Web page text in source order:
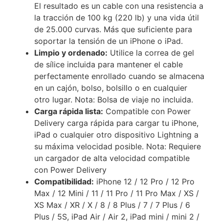
El resultado es un cable con una resistencia a
la tracción de 100 kg (220 lb) y una vida útil
de 25.000 curvas. Más que suficiente para
soportar la tensión de un iPhone o iPad.
Limpio y ordenado: Utilice la correa de gel
de sílice incluida para mantener el cable
perfectamente enrollado cuando se almacena
en un cajón, bolso, bolsillo o en cualquier
otro lugar. Nota: Bolsa de viaje no incluida.
Carga rápida lista: Compatible con Power
Delivery carga rápida para cargar tu iPhone,
iPad o cualquier otro dispositivo Lightning a
su máxima velocidad posible. Nota: Requiere
un cargador de alta velocidad compatible
con Power Delivery
Compatibilidad: iPhone 12 / 12 Pro / 12 Pro
Max / 12 Mini / 11 / 11 Pro / 11 Pro Max / XS /
XS Max / XR / X / 8 / 8 Plus / 7 / 7 Plus / 6
Plus / 5S, iPad Air / Air 2, iPad mini / mini 2 /